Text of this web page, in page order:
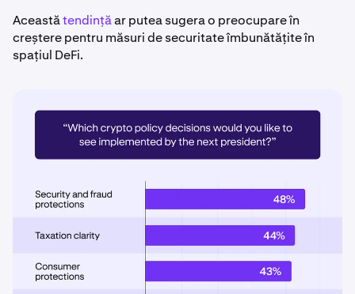
Aceastătendințăar putea sugera o preocupare în
creștere pentru măsuri de securitate îmbunătățite în
spațiul DeFi.